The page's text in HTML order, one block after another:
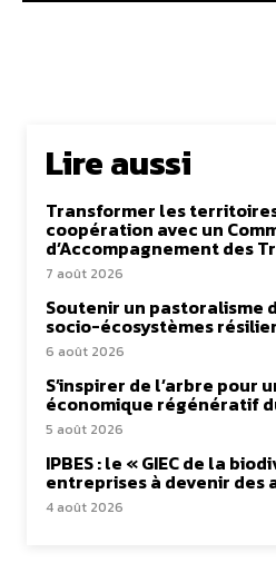
Lire aussi
Transformer les
coopération avec un
d’Accompagnement des
7 août 2026
Soutenir un pastoralisme
socio-écosystèmes
6 août 2026
S’inspirer de l’arbre pour
économique régénératif
5 août 2026
IPBES : le « GIEC de la
entreprises à devenir des
4 août 2026